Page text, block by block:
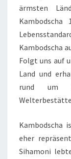
ärmsten
Kambodscha
Folgt uns auf
Land und
rund um
Kambodscha
eher
Sihamoni